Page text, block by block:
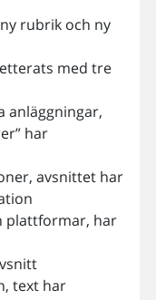
rubrik och ny
med tre
anläggningar,
har
avsnittet har
plattformar, har
text har